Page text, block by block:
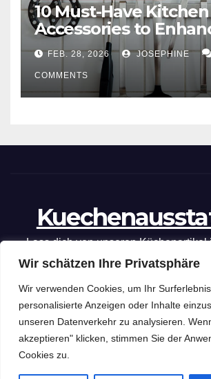
Wir schätzen Ihre Privatsphäre
Wir verwenden Cookies, um Ihr
personalisierte Anzeigen oder Inhalte
unseren Datenverkehr zu analysieren.
akzeptieren" klicken, stimmen Sie der
Cookies zu.
10 Must-Have Kitchen
Accessories to
Cooking Efficiency
FEB. 28, 2026 JOSEPHINE
COMMENTS
Lass dich von unseren Küchenartikel
optimiere deine kulinarischen
praktischen Tipps und